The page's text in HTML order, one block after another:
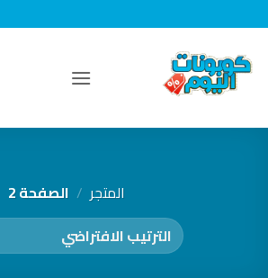
للمحتوى
المتجر / الصفحة 2